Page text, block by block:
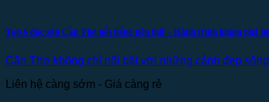
Top 6 đặc sản Cần Thơ nổi tiếng nên thử – Hành trình khám phá
Cần Thơ không chỉ nổi bật với những cảnh đẹp
Liên hệ càng sớm - Giá càng rẻ